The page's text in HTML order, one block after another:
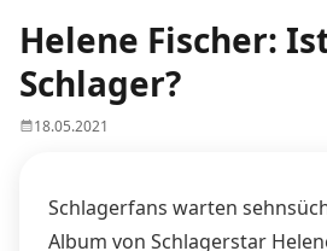
Helene Fischer:
Schlager?
18.05.2021
Schlagerfans warten
Album von Schlagerstar